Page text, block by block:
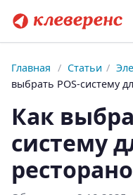
Главная / Статьи /
выбрать POS-систему
Как
систему